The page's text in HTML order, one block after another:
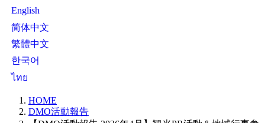
English
简体中文
繁體中文
한국어
ไทย
HOME
DMO活動報告